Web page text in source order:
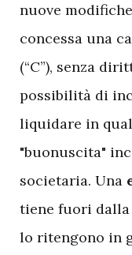
nuove
concessa una
(“C”), senza
possibilità di
liquidare in
"buonuscita"
societaria. Una
tiene fuori dalla
lo ritengono in